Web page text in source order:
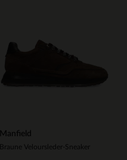
Manfield
Braune Veloursleder-Sneaker